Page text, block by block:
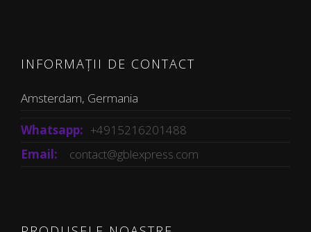
INFORMAȚII DE CONTACT
Amsterdam, Germania
Whatsapp: +4915216201488
Email:
contact@gblexpress.com